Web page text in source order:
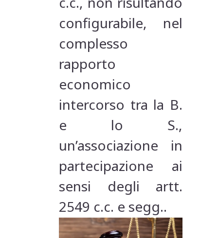
configurabile, nel
complesso
rapporto
economico
intercorso tra la B.
e lo S.,
un’associazione in
partecipazione ai
sensi degli artt.
2549 c.c. e segg..